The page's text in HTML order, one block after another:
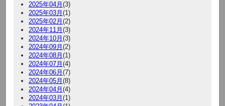
2025年04月 (3)
2025年03月 (1)
2025年02月 (2)
2024年11月 (3)
2024年10月 (3)
2024年09月 (2)
2024年08月 (1)
2024年07月 (4)
2024年06月 (7)
2024年05月 (8)
2024年04月 (4)
2024年03月 (1)